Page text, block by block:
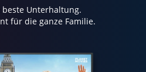
Unterhaltung.
für die ganze Familie.